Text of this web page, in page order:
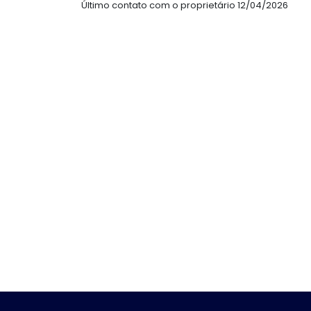
Último contato com o proprietário 12/04/2026